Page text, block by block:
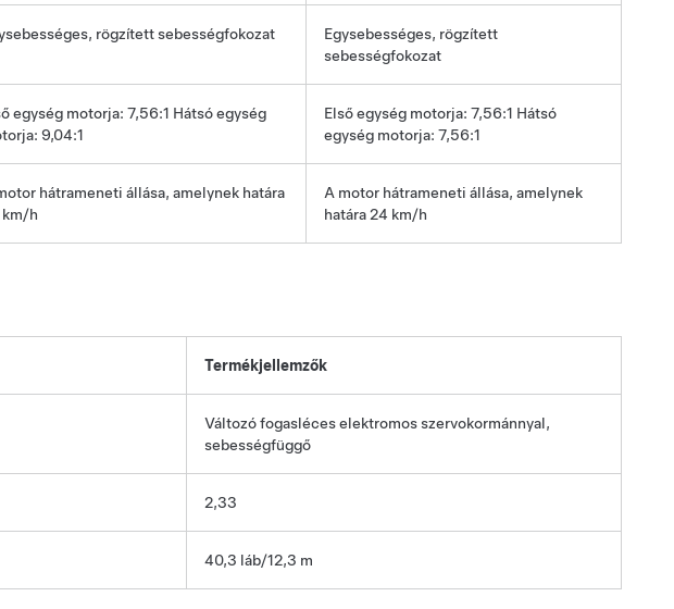
rögzített sebességfokozat
Egysebességes, rögzített
sebességfokozat
egység motorja: 7,56:1 Hátsó egység
9,04:1
Első egység motorja: 7,56:1 Hátsó
egység motorja: 7,56:1
hátrameneti állása, amelynek határa
h
A motor hátrameneti állása, amelynek
határa24 km/h
Termékjellemzők
Változó fogasléces elektromos szervokormánnyal,
sebességfüggő
2,33
40,3 láb/12,3 m